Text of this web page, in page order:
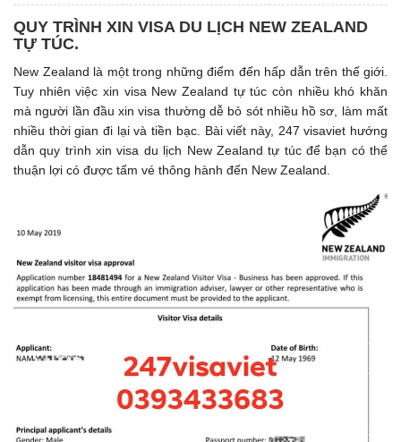
QUY TRÌNH XIN VISA DU LỊCH NEW ZEALAND
TỰ TÚC.
New Zealand là một trong những điểm đến hấp dẫn trên thế giới.
Tuy nhiên việc xin visa New Zealand tự túc còn nhiều khó khăn
mà người lần đầu xin visa thường dễ bỏ sót nhiều hồ sơ, làm mất
nhiều thời gian đi lại và tiền bạc. Bài viết này, 247 visaviet hướng
dẫn quy trình xin visa du lịch New Zealand tự túc để bạn có thể
thuận lợi có được tấm vé thông hành đến New Zealand.